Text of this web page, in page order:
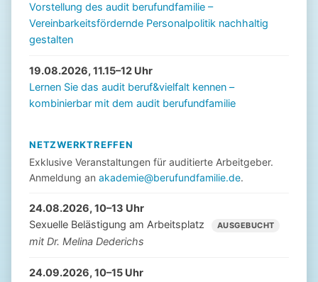
Vorstellung des audit berufundfamilie –
Vereinbarkeitsfördernde Personalpolitik nachhaltig
gestalten
19.08.2026, 11.15–12 Uhr
Lernen Sie das audit beruf&vielfalt kennen –
kombinierbar mit dem audit berufundfamilie
NETZWERKTREFFEN
Exklusive Veranstaltungen für auditierte Arbeitgeber.
Anmeldung an akademie@berufundfamilie.de.
24.08.2026, 10–13 Uhr
Sexuelle Belästigung am Arbeitsplatz
AUSGEBUCHT
mit Dr. Melina Dederichs
24.09.2026, 10–15 Uhr